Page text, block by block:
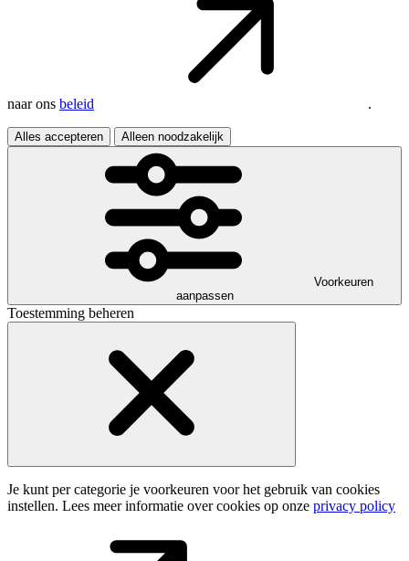
naar ons beleid .
Alles accepteren Alleen noodzakelijk
Voorkeuren
aanpassen
Toestemming beheren
Je kunt per categorie je voorkeuren voor het gebruik van cookies
instellen. Lees meer informatie over cookies op onze privacy policy